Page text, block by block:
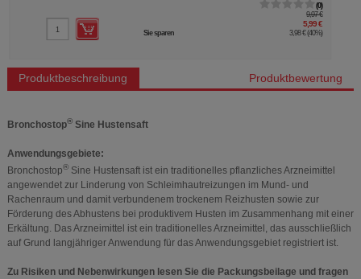
0
9,97 €
5,99 €
Sie sparen 3,98 € (40%)
Produktbeschreibung Produktbewertung
Bronchostop®Sine Hustensaft
Anwendungsgebiete:
Bronchostop®Sine Hustensaft ist ein traditionelles pflanzliches Arzneimittel
angewendet zur Linderung von Schleimhautreizungen im Mund- und
Rachenraum und damit verbundenem trockenem Reizhusten sowie zur
Förderung des Abhustens bei produktivem Husten im Zusammenhang mit einer
Erkältung. Das Arzneimittel ist ein traditionelles Arzneimittel, das ausschließlich
auf Grund langjähriger Anwendung für das Anwendungsgebiet registriert ist.
Zu Risiken und Nebenwirkungen lesen Sie die Packungsbeilage und fragen